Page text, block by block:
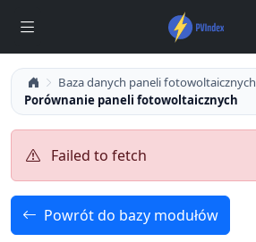
Baza danych paneli fotowoltaicznych
Porównanie paneli fotowoltaicznych
Failed to fetch
Powrót do bazy modułów